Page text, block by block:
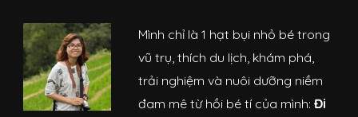
Mình chỉ là 1 hạt bụi nhỏ bé trong
vũ trụ, thích du lịch, khám phá,
trải nghiệm và nuôi dưỡng niềm
đam mê từ hồi bé tí của mình: Đi